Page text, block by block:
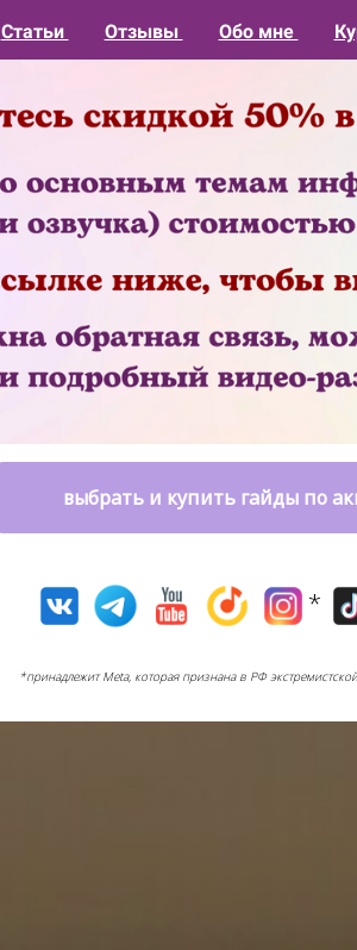
Статьи Отзывы Обо мне
выбрать и купить гайды по
*
*принадлежит Meta, которая признана в РФ